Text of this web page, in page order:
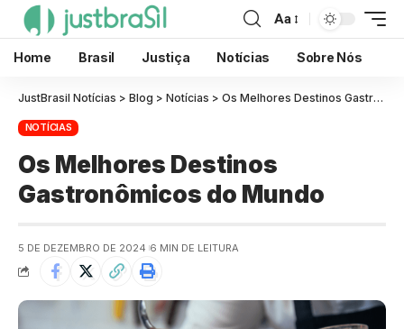
Aa
Home Brasil Justiça Notícias Sobre Nós
JustBrasil Notícias > Blog > Notícias > Os Melhores Destinos Gastronômicos do Mundo
NOTÍCIAS
Os Melhores Destinos
Gastronômicos do Mundo
5 DE DEZEMBRO DE 2024 6 MIN DE LEITURA